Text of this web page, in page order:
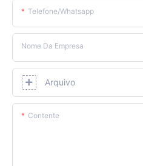
Telefone/whatsapp
Nome Da Empresa
Arquivo
Contente